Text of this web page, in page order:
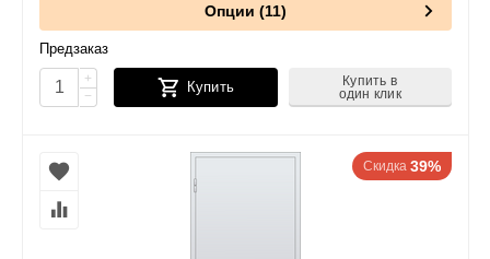
Опции (11)
Предзаказ
+
−
Купить
Купить в
один клик
Скидка 39%